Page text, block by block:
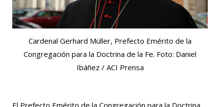
Cardenal Gerhard Müller, Prefecto Emérito de la
Congregación para la Doctrina de la Fe. Foto: Daniel
Ibáñez / ACI Prensa
El Prefecto Emérito de la Congregación para la Doctrina